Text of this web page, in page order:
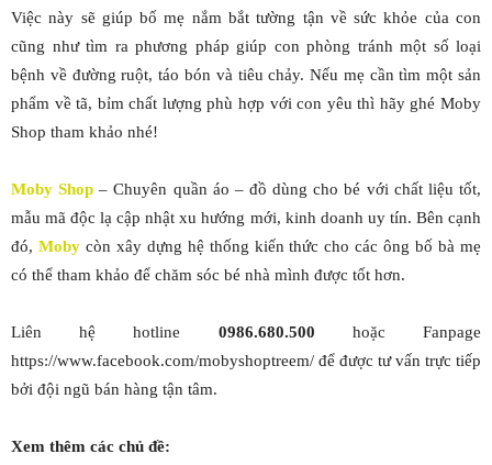
Việc này sẽ giúp bố mẹ nắm bắt tường tận về sức khỏe của con
cũng như tìm ra phương pháp giúp con phòng tránh một số loại
bệnh về đường ruột, táo bón và tiêu chảy. Nếu mẹ cần tìm một sản
phẩm về tã, bỉm chất lượng phù hợp với con yêu thì hãy ghé Moby
Shop tham khảo nhé!
Moby Shop – Chuyên quần áo – đồ dùng cho bé với chất liệu tốt,
mẫu mã độc lạ cập nhật xu hướng mới, kinh doanh uy tín. Bên cạnh
đó, Mobycòn xây dựng hệ thống kiến thức cho các ông bố bà mẹ
có thể tham khảo để chăm sóc bé nhà mình được tốt hơn.
Liên hệ hotline 0986.680.500 hoặc Fanpage
https://www.facebook.com/mobyshoptreem/ để được tư vấn trực tiếp
bởi đội ngũ bán hàng tận tâm.
Xem thêm các chủ đề: